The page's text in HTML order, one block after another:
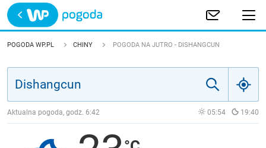
Trwa ładowanie
POLSKA
JAKOŚĆ POWIETRZA
POGODA WP.PL CHINY POGODA NA JUTRO - DISHANGCUN
Aktualna pogoda, godz. 6:42 05:54 19:40